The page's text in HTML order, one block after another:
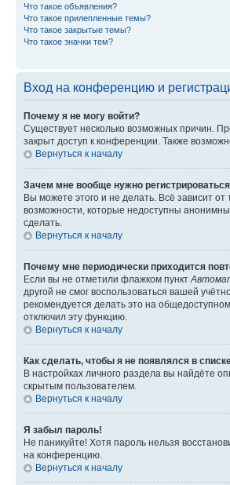
Что такое объявления?
Что такое прилепленные темы?
Что такое закрытые темы?
Что такое значки тем?
Вход на конференцию и
Почему я не могу войти?
Существует несколько возможных причин.
закрыт доступ к конференции. Также
Вернуться к началу
Зачем мне вообще нужно
Вы можете этого и не делать. Всё зависит
возможности, которые недоступны
сделать.
Вернуться к началу
Почему мне периодически приходится
Если вы не отметили флажком пункт
другой не смог воспользоваться вашей
рекомендуется делать это на
отключил эту функцию.
Вернуться к началу
Как сделать, чтобы я не появлялся в
В настройках личного раздела вы найдёте
скрытым пользователем.
Вернуться к началу
Я забыл пароль!
Не паникуйте! Хотя пароль нельзя
на конференцию.
Вернуться к началу